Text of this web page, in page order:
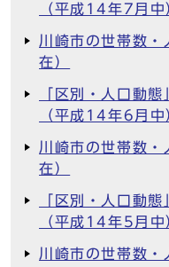
（平成14年7月中
川崎市の世帯数
在）
「区別・人口動
（平成14年6月中
川崎市の世帯数
在）
「区別・人口動
（平成14年5月中
川崎市の世帯数